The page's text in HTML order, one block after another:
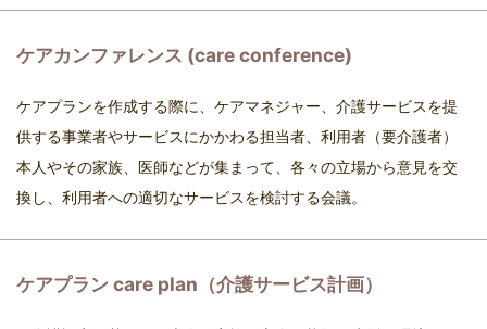
ケアカンファレンス (care conference)
ケアプランを作成する際に、ケアマネジャー、介護サービスを提
供する事業者やサービスにかかわる担当者、利用者（要介護者）
本人やその家族、医師などが集まって、各々の立場から意見を交
換し、利用者への適切なサービスを検討する会議。
ケアプラン care plan（介護サービス計画）